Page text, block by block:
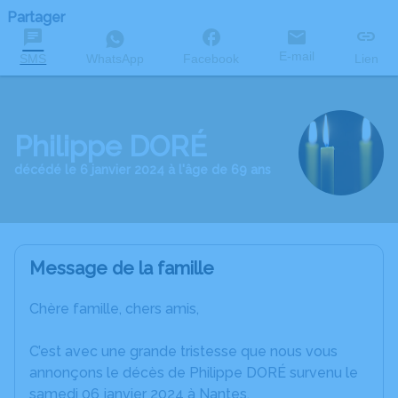
Partager
SMS WhatsApp Facebook E-mail Lien
Philippe DORÉ
décédé le 6 janvier 2024 à l'âge de 69 ans
Message de la famille
Chère famille, chers amis,
C’est avec une grande tristesse que nous vous
annonçons le décès de Philippe DORÉ survenu le
samedi 06 janvier 2024 à Nantes.